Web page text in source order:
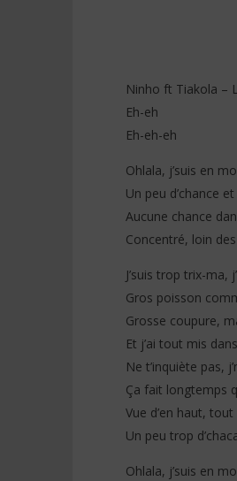
Ninho ft Tiakola –
DE BOKASSA (Lyrics)
janvier
2026
Ninho ft Tiakola –
Eh-eh
Eh-eh-eh
Ohlala, j’suis en
Un peu d’chance
Aucune chance
Concentré, loin
J’suis trop trix-ma,
Gros poisson
Grosse coupure,
Et j’ai tout mis
Ne t’inquiète pas,
Ça fait longtemps
Vue d’en haut,
Un peu trop
Ohlala, j’suis en